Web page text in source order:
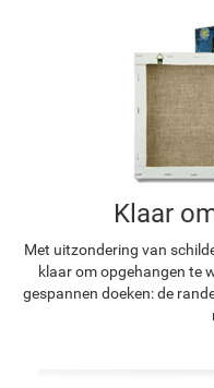
Klaar
Met uitzondering van
klaar om opgehangen te
gespannen doeken: de